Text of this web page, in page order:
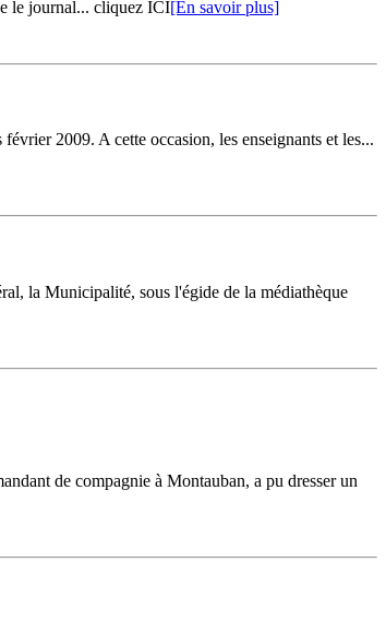
le journal... cliquez ICI[En savoir plus]
2009. A cette occasion, les enseignants et les...
la Municipalité, sous l'égide de la médiathèque
de compagnie à Montauban, a pu dresser un